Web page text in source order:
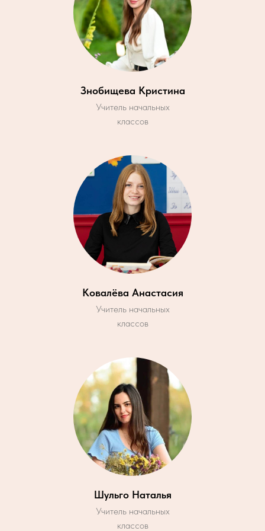
Знобищева Кристина
Учитель начальных
классов
Ковалёва Анастасия
Учитель начальных
классов
Шульго Наталья
Учитель начальных
классов